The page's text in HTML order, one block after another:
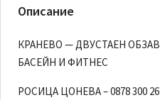
Описание
КРАНЕВО — ДВУСТАЕН
БАСЕЙН И ФИТНЕС
РОСИЦА ЦОНЕВА – 0878 300